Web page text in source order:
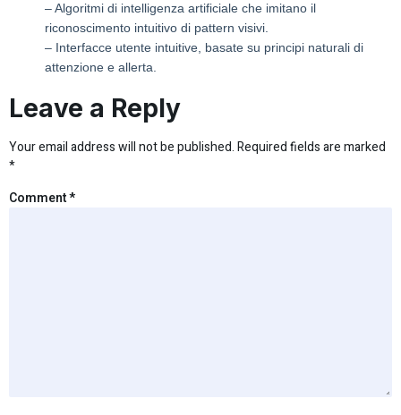
– Algoritmi di intelligenza artificiale che imitano il
riconoscimento intuitivo di pattern visivi.
– Interfacce utente intuitive, basate su principi naturali di
attenzione e allerta.
Leave a Reply
Your email address will not be published.Required fields are marked
*
Comment*